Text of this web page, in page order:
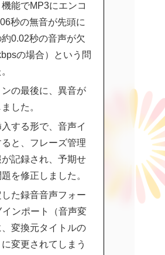
能でMP3にエンコ
秒の無音が先頭に
0.02秒の音声が欠
の場合）という問
の最後に、異音が
した。
する形で、音声イ
と、フレーズ管理
記録され、予期せ
を修正しました。
た録音音声フォー
ンポート（音声変
変換元タイトルの
変更されてしまう